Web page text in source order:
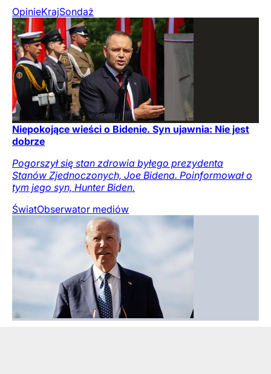
OpinieKrajSondaż
Niepokojące wieści o Bidenie. Syn ujawnia: Nie jest
dobrze
Pogorszył się stan zdrowia byłego prezydenta
Stanów Zjednoczonych, Joe Bidena. Poinformował o
tym jego syn, Hunter Biden.
ŚwiatObserwator mediów